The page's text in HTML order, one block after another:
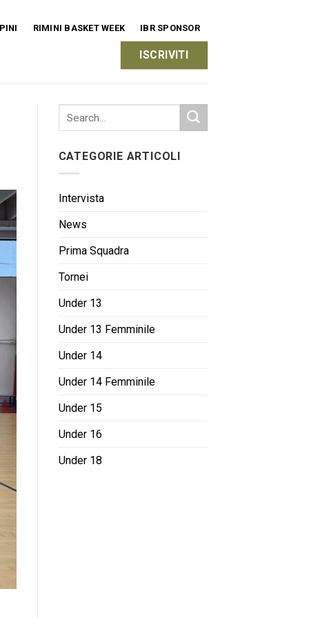
RIMINI BASKET WEEK IBR SPONSOR
ISCRIVITI
CATEGORIE ARTICOLI
Intervista
News
Prima Squadra
Tornei
Under 13
Under 13 Femminile
Under 14
Under 14 Femminile
Under 15
Under 16
Under 18